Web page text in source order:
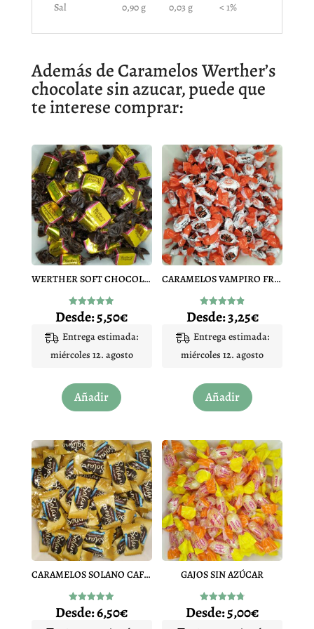
Sal 0,90 g 0,03 g < 1%
Además de Caramelos Werther’s
chocolate sin azucar, puede que
te interese comprar:
WERTHER SOFT CHOCOLATE TOFFE BLANDOS
Valorado
con
de 5
Desde:5,50€
Entrega estimada:
miércoles 12. agosto
Añadir
producto
variantes.
Las
opciones
se
pueden
elegir
en
la
de
CARAMELOS VAMPIRO FRESA
Valorado
con
de 5
Desde:3,25€
Entrega estimada:
miércoles 12. agosto
Añadir
producto
variantes.
Las
opciones
se
pueden
elegir
en
la
de
CARAMELOS SOLANO CAFE SIN AZUCAR
Valorado
con
Desde:6,50€
GAJOS SIN AZÚCAR
Valorado
con
Desde:5,00€